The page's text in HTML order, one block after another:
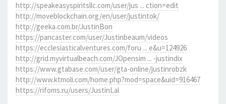
http://speakeasyspiritsllc.com/user/jus ... ction=edit
http://moveblockchain.org/en/user/justintok/
http://geeka.com.br/JustinBon
https://pancaster.com/user/Justinbeaum/videos
https://ecclesiasticalventures.com/foru ... e&u=124926
http://grid.myvirtualbeach.com/JOpensim ... -justindix
https://www.gtabase.com/user/gta-online/justinrobzk
http://www.ktmoli.com/home.php?mod=space&uid=916467
https://rifoms.ru/users/JustinLal